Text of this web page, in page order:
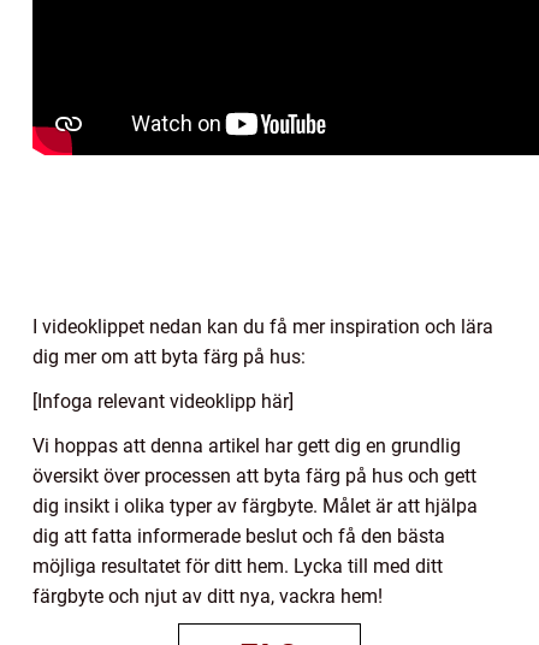
I videoklippet nedan kan du få mer inspiration och lära
dig mer om att byta färg på hus:
[Infoga relevant videoklipp här]
Vi hoppas att denna artikel har gett dig en grundlig
översikt över processen att byta färg på hus och gett
dig insikt i olika typer av färgbyte. Målet är att hjälpa
dig att fatta informerade beslut och få den bästa
möjliga resultatet för ditt hem. Lycka till med ditt
färgbyte och njut av ditt nya, vackra hem!